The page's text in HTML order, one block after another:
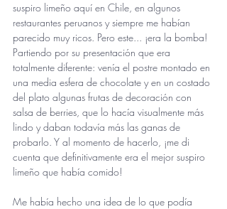
suspiro limeño aquí en Chile, en algunos
restaurantes peruanos y siempre me habían
parecido muy ricos. Pero este... ¡era la bomba!
Partiendo por su presentación que era
totalmente diferente: venía el postre montado en
una media esfera de chocolate y en un costado
del plato algunas frutas de decoración con
salsa de berries, que lo hacía visualmente más
lindo y daban todavía más las ganas de
probarlo. Y al momento de hacerlo, ¡me di
cuenta que definitivamente era el mejor suspiro
limeño que había comido!
Me había hecho una idea de lo que podía